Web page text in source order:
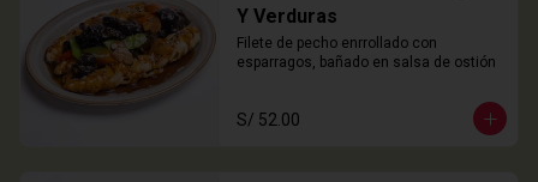
Y Verduras
Filete de pecho enrrollado con
esparragos, bañado en salsa de ostión
S/ 52.00